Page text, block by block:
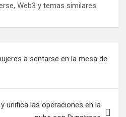
Web3 y temas similares.
a sentarse en la mesa de
unifica las operaciones en la